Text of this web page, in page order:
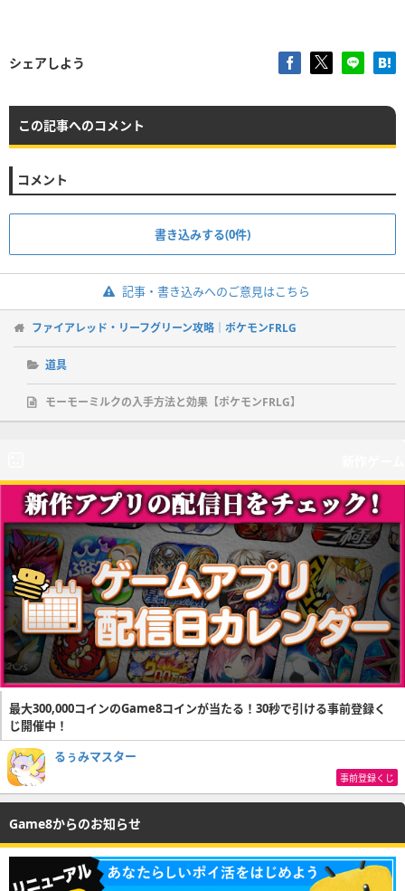
シェアしよう
この記事へのコメント
コメント
書き込みする(0件)
記事・書き込みへのご意見はこちら
ファイアレッド・リーフグリーン攻略｜ポケモンFRLG
道具
モーモーミルクの入手方法と効果【ポケモンFRLG】
最大300,000コインのGame8コインが当たる！30秒で引ける事前登録く
じ開催中！
るぅみマスター
事前登録くじ
Game8からのお知らせ